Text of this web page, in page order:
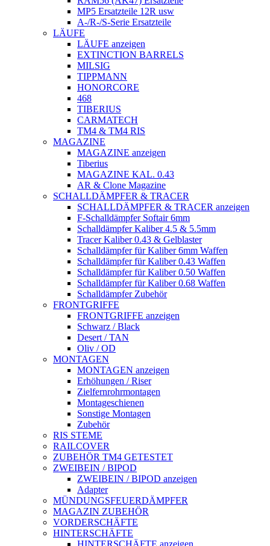
MP5 Ersatzteile 12R usw
A-/R-/S-Serie Ersatzteile
LÄUFE
LÄUFE anzeigen
EXTINCTION BARRELS
MILSIG
TIPPMANN
HONORCORE
468
TIBERIUS
CARMATECH
TM4 & TM4 RIS
MAGAZINE
MAGAZINE anzeigen
Tiberius
MAGAZINE KAL. 0.43
AR & Clone Magazine
SCHALLDÄMPFER & TRACER
SCHALLDÄMPFER & TRACER anzeigen
F-Schalldämpfer Softair 6mm
Schalldämpfer Kaliber 4.5 & 5.5mm
Tracer Kaliber 0.43 & Gelblaster
Schalldämpfer für Kaliber 6mm Waffen
Schalldämpfer für Kaliber 0.43 Waffen
Schalldämpfer für Kaliber 0.50 Waffen
Schalldämpfer für Kaliber 0.68 Waffen
Schalldämpfer Zubehör
FRONTGRIFFE
FRONTGRIFFE anzeigen
Schwarz / Black
Desert / TAN
Oliv / OD
MONTAGEN
MONTAGEN anzeigen
Erhöhungen / Riser
Zielfernrohrmontagen
Montageschienen
Sonstige Montagen
Zubehör
RIS STEME
RAILCOVER
ZUBEHÖR TM4 GETESTET
ZWEIBEIN / BIPOD
ZWEIBEIN / BIPOD anzeigen
Adapter
MÜNDUNGSFEUERDÄMPFER
MAGAZIN ZUBEHÖR
VORDERSCHÄFTE
HINTERSCHÄFTE
HINTERSCHÄFTE anzeigen